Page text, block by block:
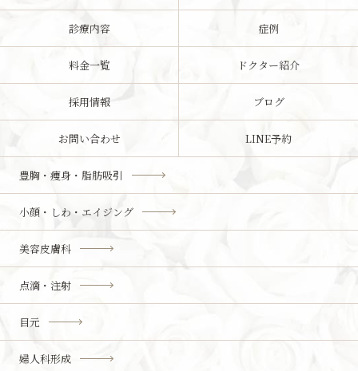
診療内容 症例
料金一覧 ドクター紹介
採用情報 ブログ
お問い合わせ LINE予約
豊胸・痩身・脂肪吸引
小顔・しわ・エイジング
美容皮膚科
点滴・注射
目元
婦人科形成